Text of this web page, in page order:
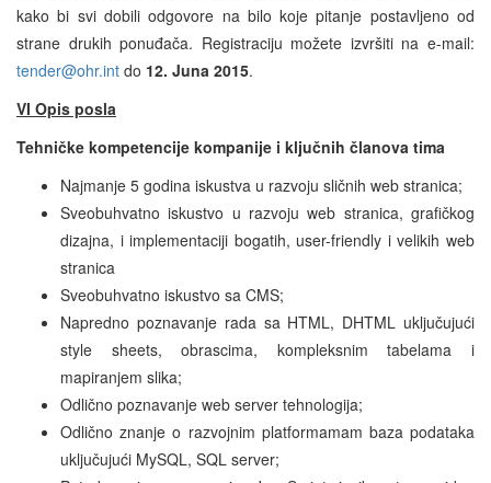
kako bi svi dobili odgovore na bilo koje pitanje postavljeno od
strane drukih ponuđača. Registraciju možete izvršiti na e-mail:
tender@ohr.int do 12. Juna 2015.
VI Opis posla
Tehničke kompetencije kompanije i ključnih članova tima
Najmanje 5 godina iskustva u razvoju sličnih web stranica;
Sveobuhvatno iskustvo u razvoju web stranica, grafičkog
dizajna, i implementaciji bogatih, user-friendly i velikih web
stranica
Sveobuhvatno iskustvo sa CMS;
Napredno poznavanje rada sa HTML, DHTML uključujući
style sheets, obrascima, kompleksnim tabelama i
mapiranjem slika;
Odlično poznavanje web server tehnologija;
Odlično znanje o razvojnim platformamam baza podataka
uključujući MySQL, SQL server;